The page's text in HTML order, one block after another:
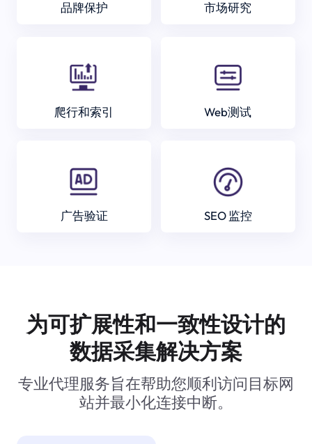
品牌保护 市场研究
爬行和索引 Web测试
广告验证 SEO 监控
为可扩展性和一致性设计的
数据采集解决方案
专业代理服务旨在帮助您顺利访问目标网
站并最小化连接中断。